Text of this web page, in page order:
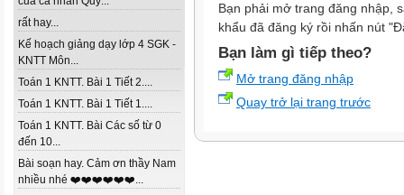
rất hay...
Kế hoạch giảng dạy lớp 4 SGK -
KNTT Môn...
Toán 1 KNTT. Bài 1 Tiết 2....
Toán 1 KNTT. Bài 1 Tiết 1....
Toán 1 KNTT. Bài Các số từ 0
đến 10...
Bài soạn hay. Cảm ơn thầy Nam
nhiều nhé ❤️❤️❤️❤️❤️❤️...
Bạn phải mở trang đăng nhập,
khẩu đã đăng ký rồi nhấn nút
Bạn làm gì tiếp theo?
Mở trang đăng nhập
Quay trở lại trang trước